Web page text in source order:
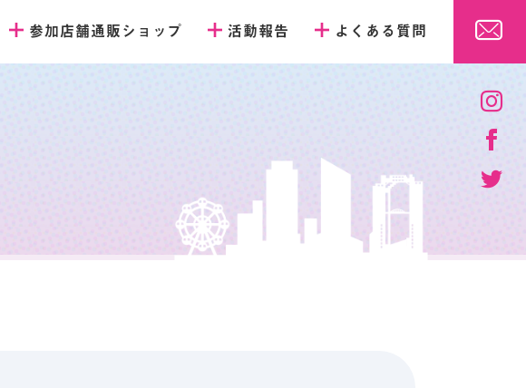
参加店舗通販ショップ 活動報告 よくある質問